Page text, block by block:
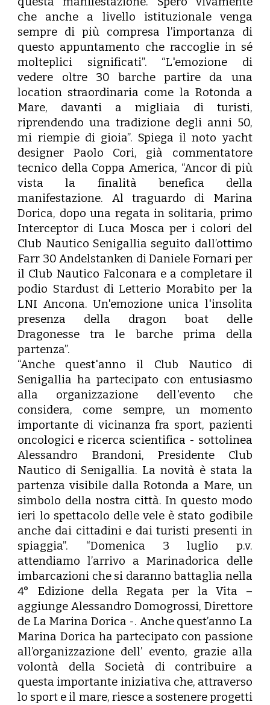
che anche a livello istituzionale venga
sempre di più compresa l’importanza di
questo appuntamento che raccoglie in sé
molteplici significati”. “L'emozione di
vedere oltre 30 barche partire da una
location straordinaria come la Rotonda a
Mare, davanti a migliaia di turisti,
riprendendo una tradizione degli anni 50,
mi riempie di gioia”. Spiega il noto yacht
designer Paolo Cori, già commentatore
tecnico della Coppa America, “Ancor di più
vista la finalità benefica della
manifestazione. Al traguardo di Marina
Dorica, dopo una regata in solitaria, primo
Interceptor di Luca Mosca per i colori del
Club Nautico Senigallia seguito dall’ottimo
Farr 30 Andelstanken di Daniele Fornari per
il Club Nautico Falconara e a completare il
podio Stardust di Letterio Morabito per la
LNI Ancona. Un'emozione unica l'insolita
presenza della dragon boat delle
Dragonesse tra le barche prima della
partenza”.
“Anche quest'anno il Club Nautico di
Senigallia ha partecipato con entusiasmo
alla organizzazione dell'evento che
considera, come sempre, un momento
importante di vicinanza fra sport, pazienti
oncologici e ricerca scientifica - sottolinea
Alessandro Brandoni, Presidente Club
Nautico di Senigallia. La novità è stata la
partenza visibile dalla Rotonda a Mare, un
simbolo della nostra città. In questo modo
ieri lo spettacolo delle vele è stato godibile
anche dai cittadini e dai turisti presenti in
spiaggia”. “Domenica 3 luglio p.v.
attendiamo l’arrivo a Marinadorica delle
imbarcazioni che si daranno battaglia nella
4° Edizione della Regata per la Vita –
aggiungeAlessandro Domogrossi, Direttore
de La Marina Dorica -. Anche quest’anno La
Marina Dorica ha partecipato con passione
all’organizzazione dell’ evento, grazie alla
volontà della Società di contribuire a
questa importante iniziativa che, attraverso
lo sport e il mare, riesce a sostenere progetti